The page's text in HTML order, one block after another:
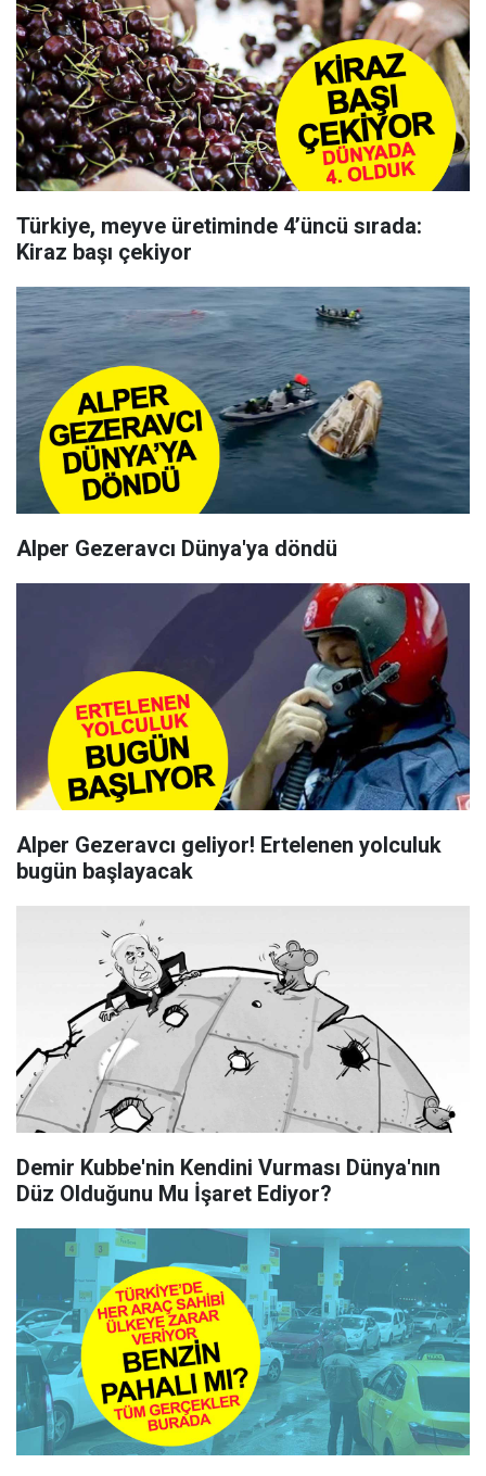
Türkiye, meyve üretiminde 4’üncü sırada:
Kiraz başı çekiyor
Alper Gezeravcı Dünya'ya döndü
Alper Gezeravcı geliyor! Ertelenen yolculuk
bugün başlayacak
Demir Kubbe'nin Kendini Vurması Dünya'nın
Düz Olduğunu Mu İşaret Ediyor?